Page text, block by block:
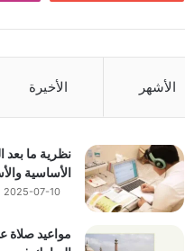
الأشهر الأخيرة
نظرية ما بعد
الأساسية
2025-07-10
مواعيد صلاة